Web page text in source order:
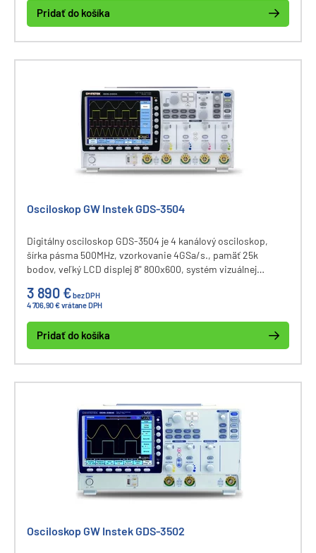
Pridať do košíka
Osciloskop GW Instek GDS-3504
Digitálny osciloskop GDS-3504 je 4 kanálový osciloskop,
šírka pásma 500MHz, vzorkovanie 4GSa/s., pamäť 25k
bodov, veľký LCD displej 8" 800x600, systém vizuálnej
voliteľne I2C, SPI a UART. Rozhranie USB (host port), USB
(device port), RS-232, LAN, SVGA (video výstup). Výrobca
GW Instek (GoodWill).
3 890 €bez DPH
4 706,90 € vrátane DPH
Pridať do košíka
Osciloskop GW Instek GDS-3502